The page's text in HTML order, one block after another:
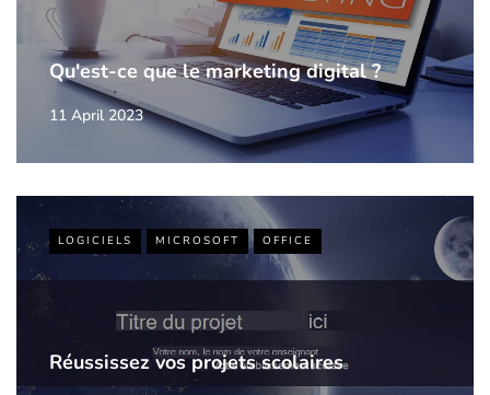
Qu'est-ce que le marketing digital ?
11 April 2023
LOGICIELS MICROSOFT OFFICE
Réussissez vos projets scolaires